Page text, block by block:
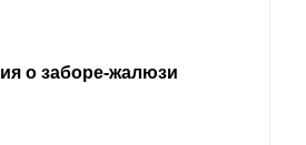
о заборе-жалюзи